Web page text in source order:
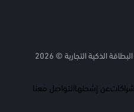
الذكية التجارية © 2026
عن إشحنهاالتواصل معنا